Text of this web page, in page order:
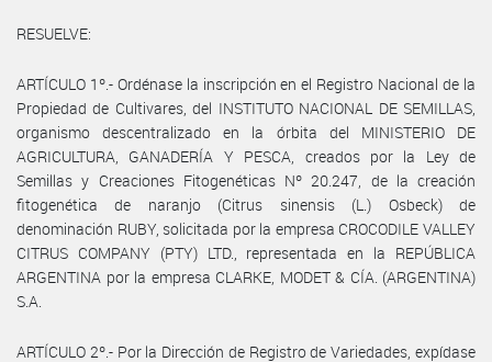
RESUELVE:
ARTÍCULO 1º.- Ordénase la inscripción en el Registro Nacional de la
Propiedad de Cultivares, del INSTITUTO NACIONAL DE SEMILLAS,
organismo descentralizado en la órbita del MINISTERIO DE
AGRICULTURA, GANADERÍA Y PESCA, creados por la Ley de
Semillas y Creaciones Fitogenéticas Nº 20.247, de la creación
fitogenética de naranjo (Citrus sinensis (L.) Osbeck) de
denominación RUBY, solicitada por la empresa CROCODILE VALLEY
CITRUS COMPANY (PTY) LTD., representada en la REPÚBLICA
ARGENTINA por la empresa CLARKE, MODET & CÍA. (ARGENTINA)
S.A.
ARTÍCULO 2º.- Por la Dirección de Registro de Variedades, expídase